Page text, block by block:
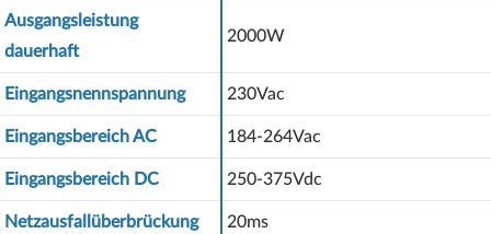
Ausgangsleistung
dauerhaft
2000W
Eingangsnennspannung 230Vac
Eingangsbereich AC 184-264Vac
Eingangsbereich DC 250-375Vdc
Netzausfallüberbrückung 20ms